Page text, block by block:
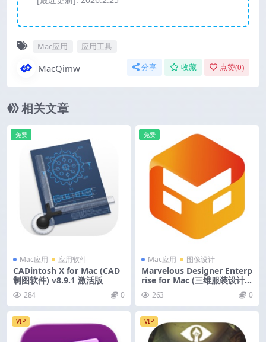
Mac应用 应用工具
MacQimw 分享 收藏 点赞(0)
相关文章
Mac应用 应用软件
CADintosh X for Mac (CAD
制图软件) v8.9.1 激活版
免费
284 0
Mac应用 图像设计
Marvelous Designer Enterp
rise for Mac (三维服装设计软
件) v2024.2.177 激活版
免费
263 0
VIP VIP